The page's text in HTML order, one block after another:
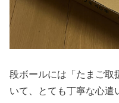
段ボールには「たまご取
いて、とても丁寧な心遣